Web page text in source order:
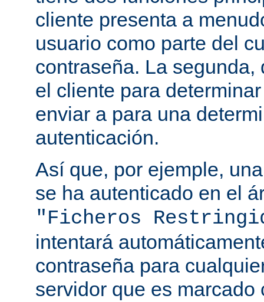
cliente presenta a
usuario como parte del
contraseña. La
el cliente para
enviar a para una
autenticación.
Así que, por ejemple,
se ha autenticado en el
"Ficheros
intentará
contraseña para
servidor que es marcado